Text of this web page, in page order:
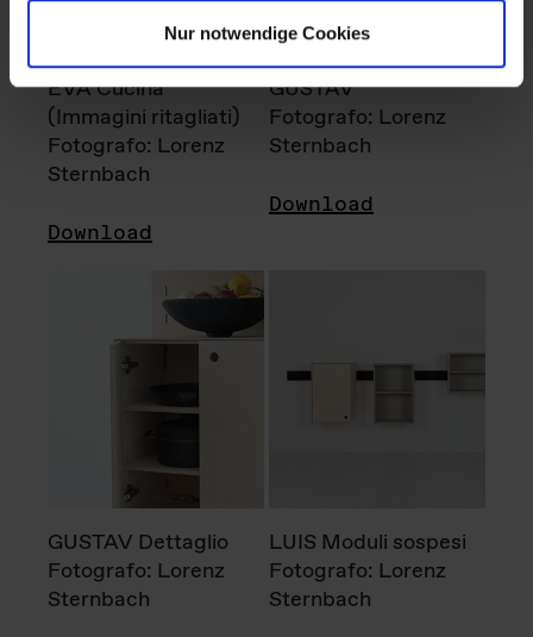
Nur notwendige Cookies
EVA Cucina
(Immagini ritagliati)
Fotografo: Lorenz
Sternbach
Download
GUSTAV
Fotografo: Lorenz
Sternbach
Download
GUSTAV Dettaglio
Fotografo: Lorenz
Sternbach
LUIS Moduli sospesi
Fotografo: Lorenz
Sternbach